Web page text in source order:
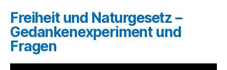
Freiheit und Naturgesetz –
Gedankenexperiment und
Fragen